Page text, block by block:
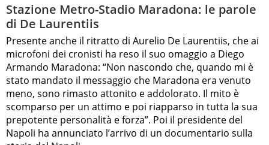
Stazione Metro-Stadio Maradona: le parole
di De Laurentiis
Presente anche il ritratto di Aurelio De Laurentiis, che ai
microfoni dei cronisti ha reso il suo omaggio a Diego
Armando Maradona: “Non nascondo che, quando mi è
stato mandato il messaggio che Maradona era venuto
meno, sono rimasto attonito e addolorato. Il mito è
scomparso per un attimo e poi riapparso in tutta la sua
prepotente personalità e forza”. Poi il presidente del
Napoli ha annunciato l’arrivo di un documentario sulla